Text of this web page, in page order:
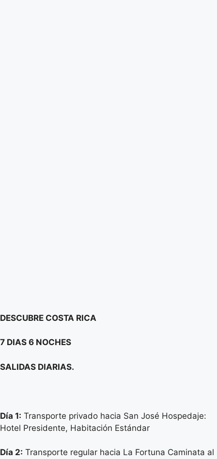
DESCUBRE COSTA RICA
7 DIAS 6 NOCHES
SALIDAS DIARIAS.
Día 1: Transporte privado hacia San José Hospedaje:
Hotel Presidente, Habitación Estándar
Día 2: Transporte regular hacia La Fortuna Caminata al